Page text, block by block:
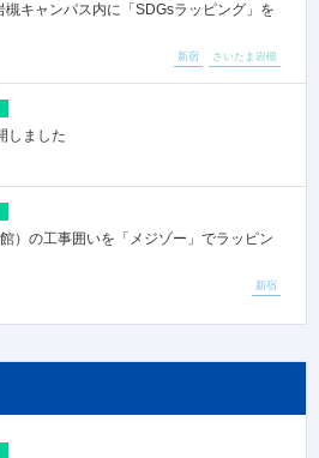
キャンパス内に「SDGsラッピング」を
新宿 さいたま岩槻
しました
）の工事囲いを「メジゾー」でラッピン
新宿